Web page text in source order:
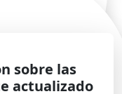
sobre las
actualizado